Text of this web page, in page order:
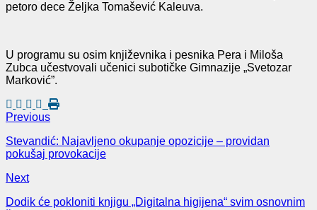
petoro dece Željka Tomašević Kaleuva.
U programu su osim književnika i pesnika Pera i Miloša
Zubca učestvovali učenici subotičke Gimnazije „Svetozar
Marković”.
Previous
Stevandić: Najavljeno okupanje opozicije – providan
pokušaj provokacije
Next
Dodik će pokloniti knjigu „Digitalna higijena“ svim osnovnim